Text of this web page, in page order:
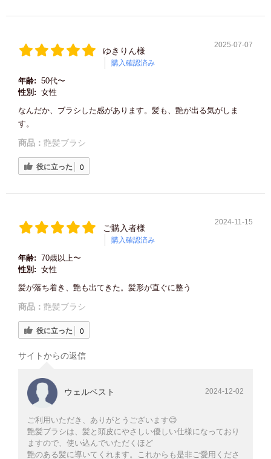
ゆきりん様
購入確認済み
2025-07-07
年齢: 50代〜
性別: 女性
なんだか、ブラシした感があります。髪も、艶が出る気がしま
す。
商品： 艶髪ブラシ
役に立った 0
ご購入者様
購入確認済み
2024-11-15
年齢: 70歳以上〜
性別: 女性
髪が落ち着き、艶も出てきた。髪形が直ぐに整う
商品： 艶髪ブラシ
役に立った 0
サイトからの返信
ウェルベスト 2024-12-02
ご利用いただき、ありがとうございます😊
艶髪ブラシは、髪と頭皮にやさしい優しい仕様になっており
ますので、使い込んでいただくほど
艶のある髪に導いてくれます。これからも是非ご愛用くださ